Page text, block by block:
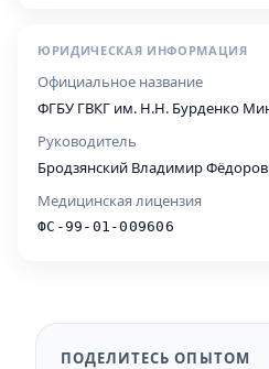
ЮРИДИЧЕСКАЯ ИНФОРМАЦИЯ
Официальное название
ФГБУ ГВКГ им. Н.Н. Бурденко
Руководитель
Бродзянский Владимир
Медицинская лицензия
ФС-99-01-009606
ПОДЕЛИТЕСЬ ОПЫТОМ